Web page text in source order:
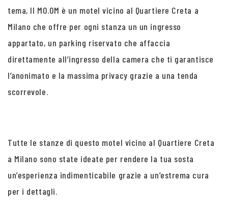
tema, Il MO.OM è un motel vicino al Quartiere Creta a
Milano che offre per ogni stanza un un ingresso
appartato, un parking riservato che affaccia
direttamente all’ingresso della camera che ti garantisce
l’anonimato e la massima privacy grazie a una tenda
scorrevole.
Tutte le stanze di questo motel vicino al Quartiere Creta
a Milano sono state ideate per rendere la tua sosta
un’esperienza indimenticabile grazie a un’estrema cura
per i dettagli.